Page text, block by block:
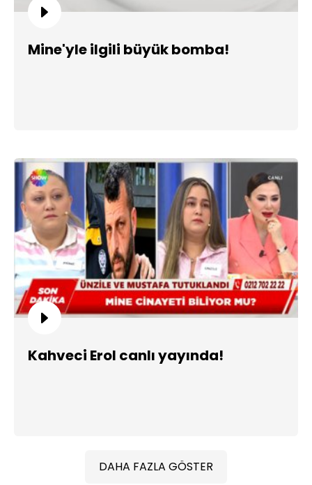
Mine'yle ilgili büyük bomba!
Kahveci Erol canlı yayında!
DAHA FAZLA GÖSTER